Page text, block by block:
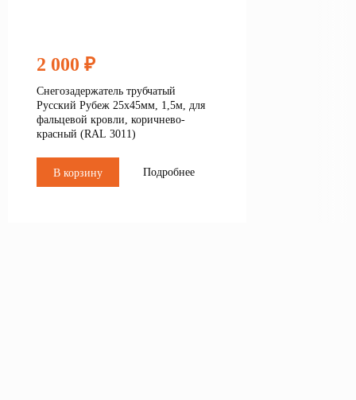
2 000 ₽
Снегозадержатель трубчатый
Русский Рубеж 25х45мм, 1,5м, для
фальцевой кровли, коричнево-
красный (RAL 3011)
В корзину Подробнее